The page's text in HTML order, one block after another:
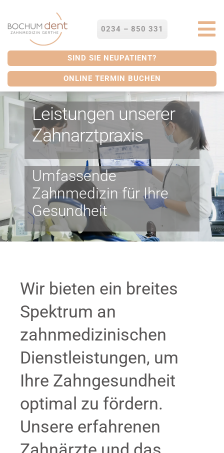
springen
0234 – 850 331
STARTSEITE
LEISTUNGEN
SERVICES
ÜBER UNS
BLOG
KONTAKT
SIND SIE NEUPATIENT?
ONLINE TERMIN BUCHEN
Leistungen unserer
Zahnarztpraxis
Umfassende
Zahnmedizin für Ihre
Gesundheit
Wir bieten ein breites
Spektrum an
zahnmedizinischen
Dienstleistungen, um
Ihre Zahngesundheit
optimal zu fördern.
Unsere erfahrenen